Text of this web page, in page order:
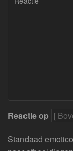
Reactie op
Standaad